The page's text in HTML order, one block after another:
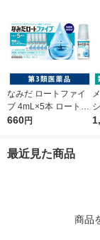
なみだ ロートファイ
ブ 4mL×5本 ロート製
薬 目薬 乾き目 疲れ目
660円
最近見た商品
商品